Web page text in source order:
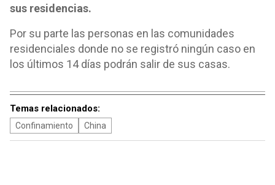
sus residencias.
Por su parte las personas en las comunidades
residenciales donde no se registró ningún caso en
los últimos 14 días podrán salir de sus casas.
Temas relacionados:
Confinamiento China